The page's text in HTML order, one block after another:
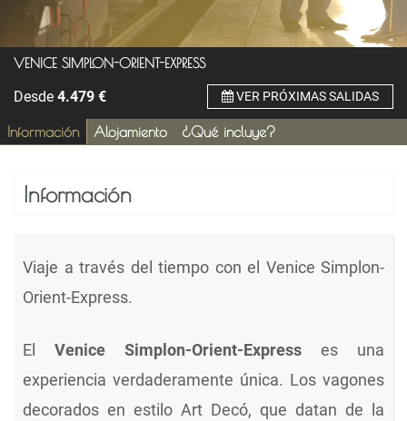
VENICE SIMPLON-ORIENT-EXPRESS
Desde 4.479 € VER PRÓXIMAS SALIDAS
Información Alojamiento ¿Qué incluye?
Información
Viaje a través del tiempo con el Venice Simplon-
Orient-Express.
El Venice Simplon-Orient-Express es una
experiencia verdaderamente única. Los vagones
decorados en estilo Art Decó, que datan de la